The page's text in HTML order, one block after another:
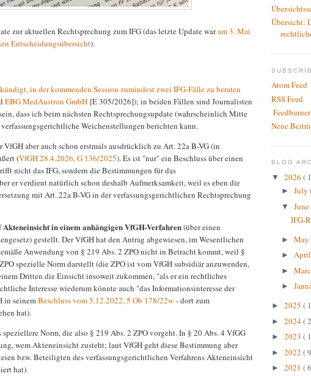
zur aktuellen Rechtsprechung zum IFG (das letzte Update waram 3. Mai
Entscheidungsübersicht).
in der kommenden Session zumindest zwei IFG-Fälle zu beraten
EBG MedAustron GmbH [E 305/2026]); in beiden Fällen sind Journalisten
dass ich beim nächsten Rechtsprechungsupdate (wahrscheinlich Mitte
Weichenstellungen berichten kann.
VfGH aber auch schon erstmals ausdrücklich zu Art. 22a B-VG (in
(VfGH 28.4.2026, G 136/2025). Es ist "nur" ein Beschluss über einen
nicht das IFG, sondern die Bestimmungen für das
er verdient natürlich schon deshalb Aufmerksamkeit, weil es eben die
mit Art. 22a B-VG in der verfassungsgerichtlichen Rechtsprechung
Akteneinsicht in einem anhängigen VfGH-Verfahren(über einen
gestellt. Der VfGH hat den Antrag abgewiesen, im Wesentlichen
Anwendung von § 219 Abs. 2 ZPO nicht in Betracht kommt, weil §
spezielle Norm darstellt (die ZPO ist vom VfGH subsidiär anzuwenden,
Dritten die Einsicht insoweit zukommen, "als er ein rechtliches
Interesse wiederum könnte auch "das Informationsinteresse der
in seinemBeschluss vom 5.12.2022, 5 Ob 178/22w - dort zum
hat).
Norm, die also § 219 Abs. 2 ZPO vorgeht. In § 20 Abs. 4 VfGG
wem Akteneinsicht zusteht; laut VfGH geht diese Bestimmung aber
bzw. Beteiligten des verfassungsgerichtlichen Verfahrens Akteneinsicht
hat).
Übersicht:
Atom Feed
RSS Feed
Feedburner
Neue
BLOG
▼ 2026 (
► July
▼ June
IFG-
► May
► April
►
►
► 2025 (
► 2024(
► 2023 (
► 2022 (
► 2021 (